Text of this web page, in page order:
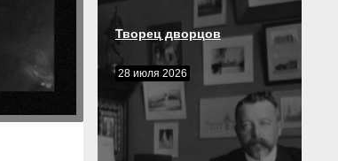
Творец дворцов
28 июля 2026